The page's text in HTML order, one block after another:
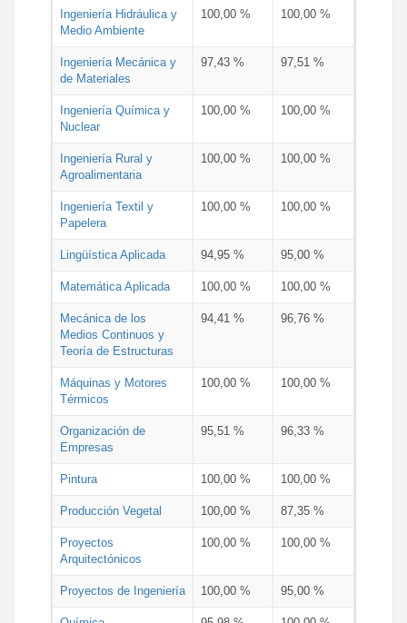
Ingeniería Hidráulica y
Medio Ambiente
100,00 % 100,00 %
Ingeniería Mecánica y
de Materiales
97,43 % 97,51 %
Ingeniería Química y
Nuclear
100,00 % 100,00 %
Ingeniería Rural y
Agroalimentaria
100,00 % 100,00 %
Ingeniería Textil y
Papelera
100,00 % 100,00 %
Lingüística Aplicada 94,95 % 95,00 %
Matemática Aplicada 100,00 % 100,00 %
Mecánica de los
Medios Continuos y
Teoría de Estructuras
94,41 % 96,76 %
Máquinas y Motores
Térmicos
100,00 % 100,00 %
Organización de
Empresas
95,51 % 96,33 %
Pintura 100,00 % 100,00 %
Producción Vegetal 100,00 % 87,35 %
Proyectos
Arquitectónicos
100,00 % 100,00 %
Proyectos de Ingeniería 100,00 % 95,00 %